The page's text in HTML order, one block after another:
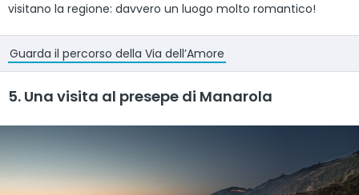
visitano la regione: davvero un luogo molto romantico!
Guarda il percorso della Via dell’Amore
5. Una visita al presepe di Manarola